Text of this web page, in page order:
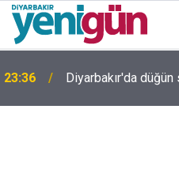
23:36 Diyarbakır'da düğün